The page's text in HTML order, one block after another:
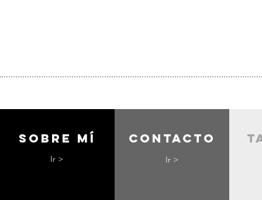
Sobre mí
Ir >
contacto
Ir >